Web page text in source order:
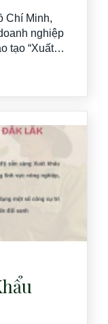
Chí Minh,
nghiệp
tạo “Xuất